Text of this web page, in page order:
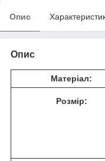
Опис
Опис
Матеріал:
Розмір: